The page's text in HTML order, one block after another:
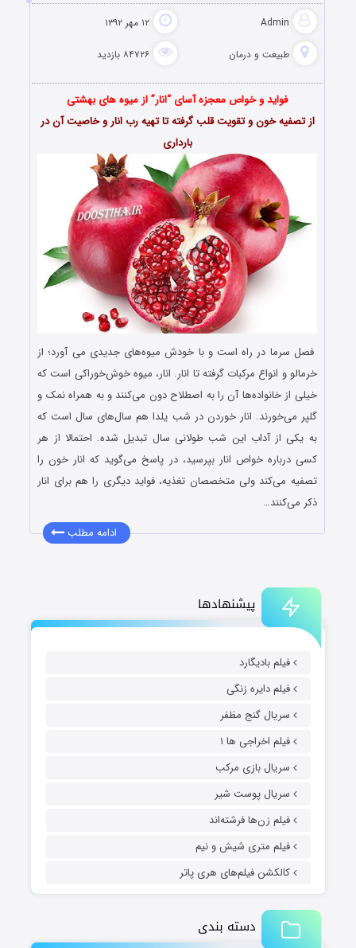
پیشنهادها
فیلم بادیگارد
فیلم دایره زنگی
سریال گنج مظفر
فیلم اخراجی ها ۱
سریال بازی مرکب
سریال پوست شیر
فیلم زن‌ها فرشته‌اند
فیلم متری شیش و نیم
کالکشن فیلم‌های هری پاتر
دسته بندی
Admin ۱۲ مهر ۱۳۹۲
طبیعت و درمان ۸۴۷۲۶ بازدید
فواید و خواص معجزه آسای “انار” از میوه های بهشتی
از تصفیه خون و تقویت قلب گرفته تا تهیه رب انار و خاصیت آن در
بارداری
فصل سرما در راه است و با خودش میوه‌های جدیدی می آورد؛ از
خرمالو و انواع مرکبات گرفته تا انار. انار، میوه‌ خوش‌خوراکی است که
خیلی از خانواده‌ها آن را به اصطلاح دون می‌کنند و به همراه نمک و
گلپر می‌خورند. انار خوردن در شب یلدا هم سال‌های سال است که
به یکی از آداب این شب طولانی سال تبدیل شده. احتمالا از هر
کسی درباره خواص انار بپرسید، در پاسخ می‌گوید که انار خون را
تصفیه می‌کند ولی متخصصان تغذیه، فواید دیگری را هم برای انار
ذکر می‌کنند…
ادامه مطلب